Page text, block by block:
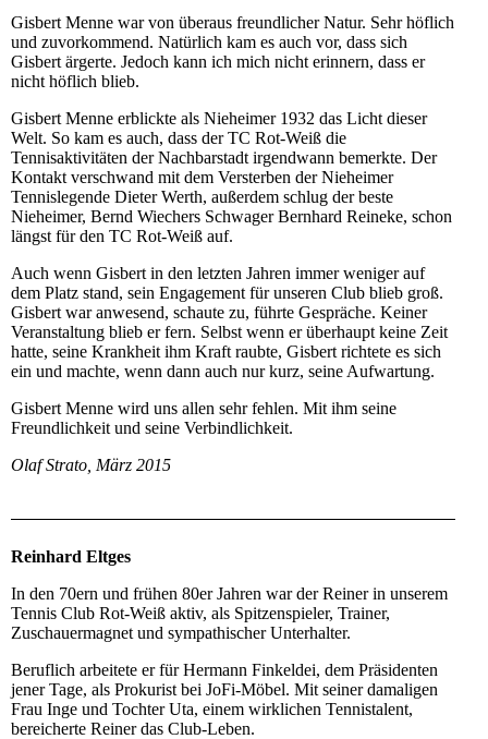
Gisbert Menne war von überaus freundlicher Natur. Sehr höflich
und zuvorkommend. Natürlich kam es auch vor, dass sich
Gisbert ärgerte. Jedoch kann ich mich nicht erinnern, dass er
nicht höflich blieb.
Gisbert Menne erblickte als Nieheimer 1932 das Licht dieser
Welt. So kam es auch, dass der TC Rot-Weiß die
Tennisaktivitäten der Nachbarstadt irgendwann bemerkte. Der
Kontakt verschwand mit dem Versterben der Nieheimer
Tennislegende Dieter Werth, außerdem schlug der beste
Nieheimer, Bernd Wiechers Schwager Bernhard Reineke, schon
längst für den TC Rot-Weiß auf.
Auch wenn Gisbert in den letzten Jahren immer weniger auf
dem Platz stand, sein Engagement für unseren Club blieb groß.
Gisbert war anwesend, schaute zu, führte Gespräche. Keiner
Veranstaltung blieb er fern. Selbst wenn er überhaupt keine Zeit
hatte, seine Krankheit ihm Kraft raubte, Gisbert richtete es sich
ein und machte, wenn dann auch nur kurz, seine Aufwartung.
Gisbert Menne wird uns allen sehr fehlen. Mit ihm seine
Freundlichkeit und seine Verbindlichkeit.
Olaf Strato, März 2015
Reinhard Eltges
In den 70ern und frühen 80er Jahren war der Reiner in unserem
Tennis Club Rot-Weiß aktiv, als Spitzenspieler, Trainer,
Zuschauermagnet und sympathischer Unterhalter.
Beruflich arbeitete er für Hermann Finkeldei, dem Präsidenten
jener Tage, als Prokurist bei JoFi-Möbel. Mit seiner damaligen
Frau Inge und Tochter Uta, einem wirklichen Tennistalent,
bereicherte Reiner das Club-Leben.